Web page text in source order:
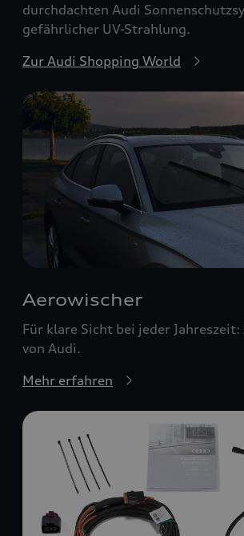
durchdachten Audi
gefährlicher UV-Strahlung.
Zur Audi Shopping World
Aerowischer
Für klare Sicht bei jeder
von Audi.
Mehr erfahren